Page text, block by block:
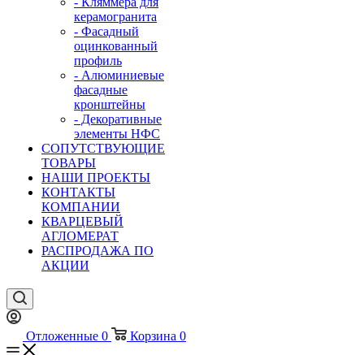
керамогранита
- Фасадный
оцинкованный
профиль
- Алюминиевые
фасадные
кронштейны
- Декоративные
элементы НФС
СОПУТСТВУЮЩИЕ
ТОВАРЫ
НАШИ ПРОЕКТЫ
КОНТАКТЫ
КОМПАНИИ
КВАРЦЕВЫЙ
АГЛОМЕРАТ
РАСПРОДАЖА ПО
АКЦИИ
Отложенные 0 Корзина 0